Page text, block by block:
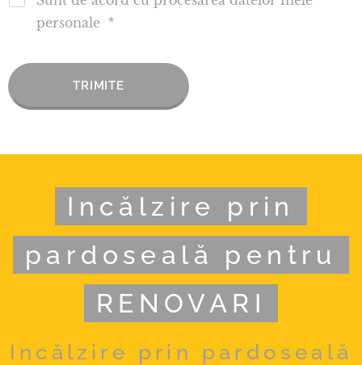
personale
TRIMITE
Incălzire prin
pardoseală pentru
RENOVARI
Incălzire prin pardoseală